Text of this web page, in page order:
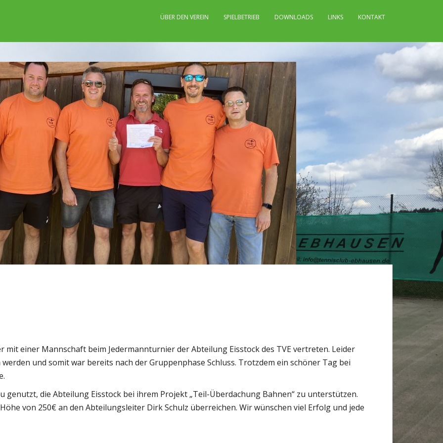
ÜBER DEN VEREIN SPIELBETRIEB DOWNLOADS LINKS KONTAKT
mit einer Mannschaft beim Jedermannturnier der Abteilung Eisstock des TVE vertreten. Leider
und somit war bereits nach der Gruppenphase Schluss. Trotzdem ein schöner Tag bei
genutzt, die Abteilung Eisstock bei ihrem Projekt „Teil-Überdachung Bahnen“ zu unterstützen.
von 250€ an den Abteilungsleiter Dirk Schulz überreichen. Wir wünschen viel Erfolg und jede